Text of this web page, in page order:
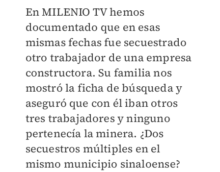
En MILENIO TV hemos
documentado que en esas
mismas fechas fue secuestrado
otro trabajador de una empresa
constructora. Su familia nos
mostró la ficha de búsqueda y
aseguró que con él iban otros
tres trabajadores y ninguno
pertenecía la minera. ¿Dos
secuestros múltiples en el
mismo municipio sinaloense?